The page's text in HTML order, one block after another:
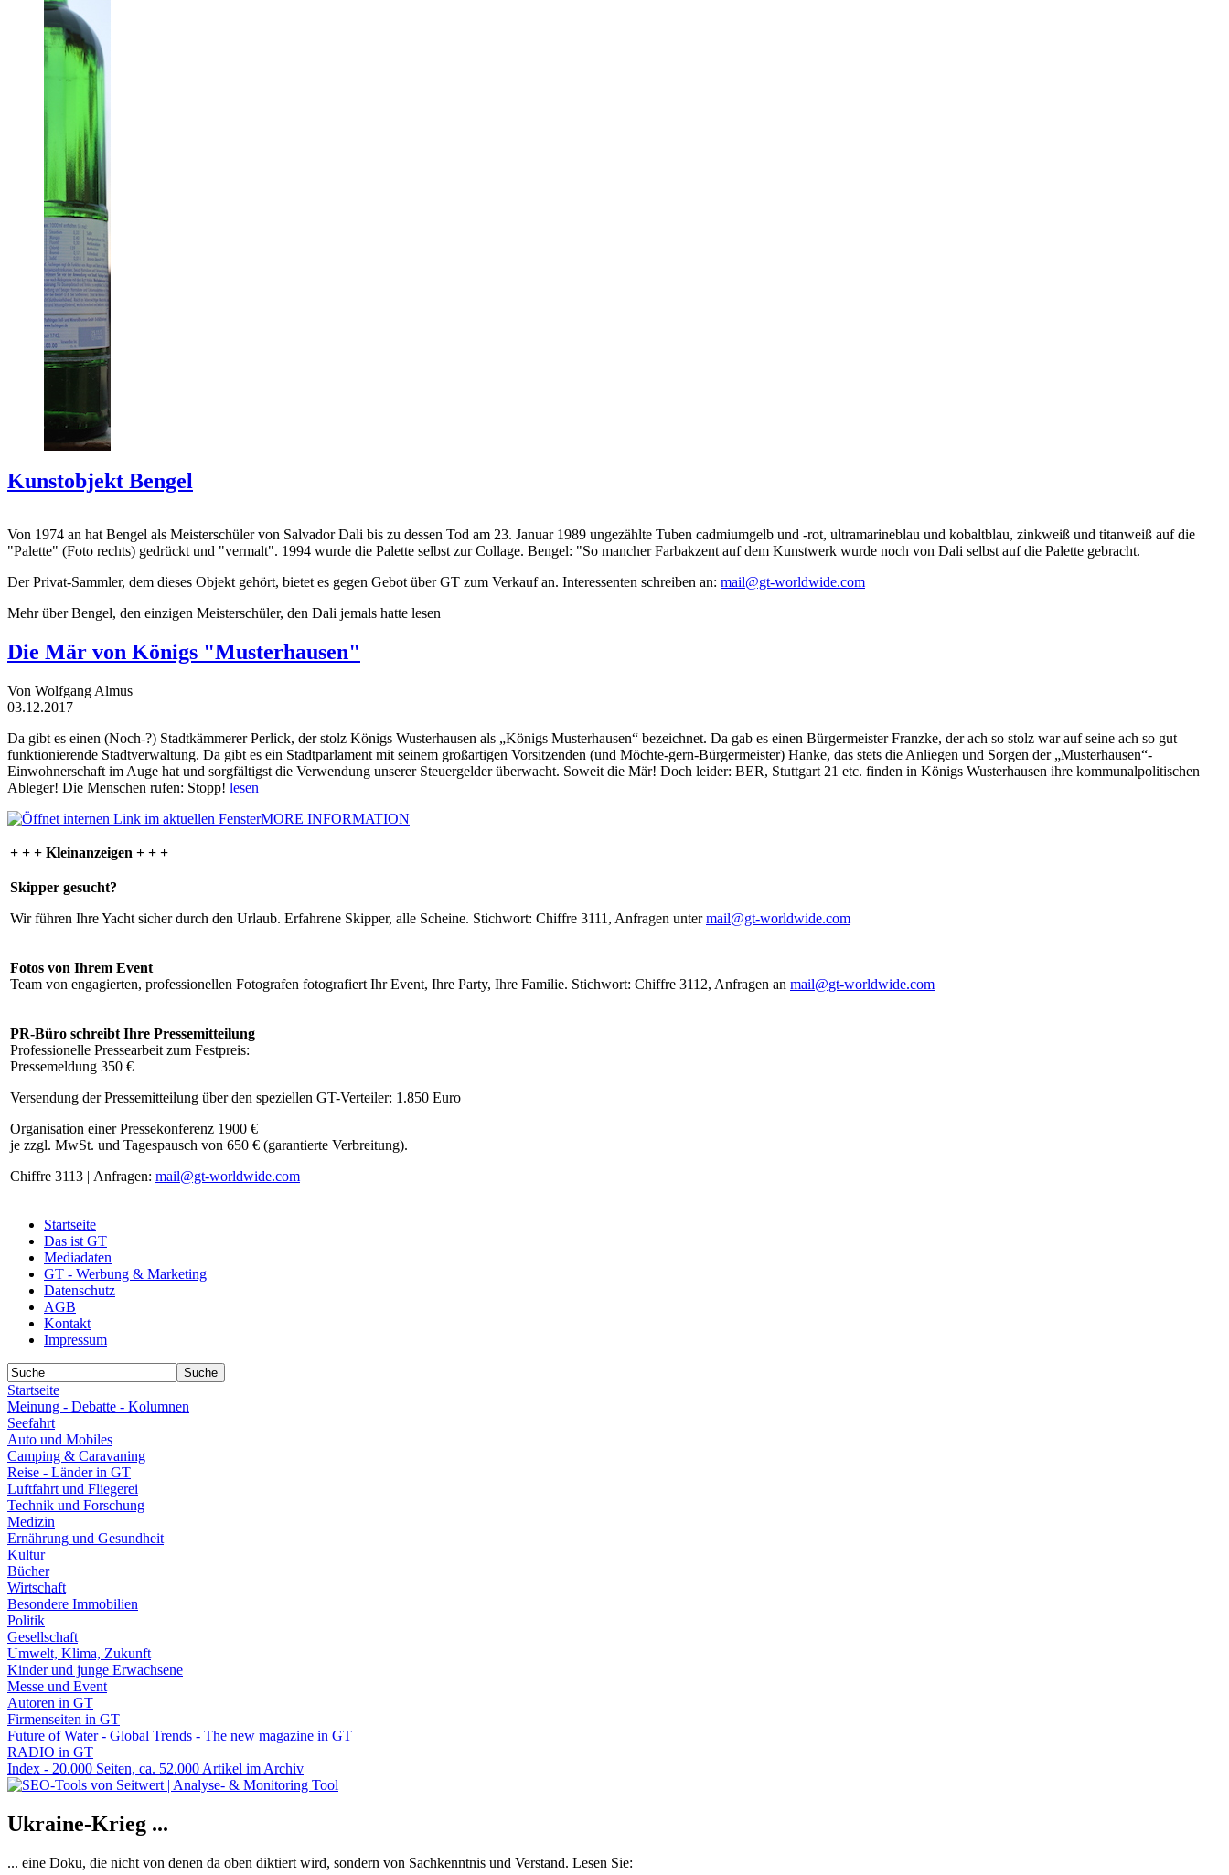
Kunstobjekt Bengel
Von 1974 an hat Bengel als Meisterschüler von Salvador Dali bis zu dessen Tod am 23. Januar 1989 ungezählte Tuben cadmiumgelb und -rot, ultramarineblau und kobaltblau, zinkweiß und titanweiß auf die
"Palette" (Foto rechts) gedrückt und "vermalt". 1994 wurde die Palette selbst zur Collage. Bengel: "So mancher Farbakzent auf dem Kunstwerk wurde noch von Dali selbst auf die Palette gebracht.
Der Privat-Sammler, dem dieses Objekt gehört, bietet es gegen Gebot über GT zum Verkauf an. Interessenten schreiben an: mail@gt-worldwide.com
Mehr über Bengel, den einzigen Meisterschüler, den Dali jemals hatte lesen
Die Mär von Königs "Musterhausen"
Von Wolfgang Almus
03.12.2017
Da gibt es einen (Noch-?) Stadtkämmerer Perlick, der stolz Königs Wusterhausen als „Königs Musterhausen“ bezeichnet. Da gab es einen Bürgermeister Franzke, der ach so stolz war auf seine ach so gut
funktionierende Stadtverwaltung. Da gibt es ein Stadtparlament mit seinem großartigen Vorsitzenden (und Möchte-gern-Bürgermeister) Hanke, das stets die Anliegen und Sorgen der „Musterhausen“-
Einwohnerschaft im Auge hat und sorgfältigst die Verwendung unserer Steuergelder überwacht. Soweit die Mär! Doch leider: BER, Stuttgart 21 etc. finden in Königs Wusterhausen ihre kommunalpolitischen
Ableger! Die Menschen rufen: Stopp! lesen
MORE INFORMATION
+ + + Kleinanzeigen + + +
Skipper gesucht?
Wir führen Ihre Yacht sicher durch den Urlaub. Erfahrene Skipper, alle Scheine. Stichwort: Chiffre 3111, Anfragen untermail@gt-worldwide.com
Fotos von Ihrem Event
Team von engagierten, professionellen Fotografen fotografiert Ihr Event, Ihre Party, Ihre Familie. Stichwort: Chiffre 3112, Anfragen an mail@gt-worldwide.com
PR-Büro schreibt Ihre Pressemitteilung
Professionelle Pressearbeit zum Festpreis:
Pressemeldung 350 €
Versendung der Pressemitteilung über den speziellen GT-Verteiler: 1.850 Euro
Organisation einer Pressekonferenz 1900 €
je zzgl. MwSt. und Tagespausch von 650 € (garantierte Verbreitung).
Chiffre 3113 | Anfragen: mail@gt-worldwide.com
Startseite
Das ist GT
Mediadaten
GT - Werbung & Marketing
Datenschutz
AGB
Kontakt
Impressum
Startseite
Meinung - Debatte - Kolumnen
Seefahrt
Auto und Mobiles
Camping & Caravaning
Reise - Länder in GT
Luftfahrt und Fliegerei
Technik und Forschung
Medizin
Ernährung und Gesundheit
Kultur
Bücher
Wirtschaft
Besondere Immobilien
Politik
Gesellschaft
Umwelt, Klima, Zukunft
Kinder und junge Erwachsene
Messe und Event
Autoren in GT
Firmenseiten in GT
Future of Water - Global Trends - The new magazine in GT
RADIO in GT
Index - 20.000 Seiten, ca. 52.000 Artikel im Archiv
Ukraine-Krieg ...
... eine Doku, die nicht von denen da oben diktiert wird, sondern von Sachkenntnis und Verstand. Lesen Sie: